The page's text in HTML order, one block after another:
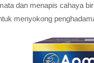
dan menapis cahaya
menyokong